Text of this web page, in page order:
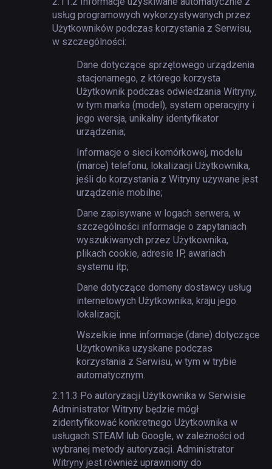
usług programowych wykorzystywanych przez
Użytkowników podczas korzystania z Serwisu,
w szczególności:
Dane dotyczące sprzętowego urządzenia
stacjonarnego, z którego korzysta
Użytkownik podczas odwiedzania Witryny,
w tym marka (model), system operacyjny i
jego wersja, unikalny identyfikator
urządzenia;
Informacje o sieci komórkowej, modelu
(marce) telefonu, lokalizacji Użytkownika,
jeśli do korzystania z Witryny używane jest
urządzenie mobilne;
Dane zapisywane w logach serwera, w
szczególności informacje o zapytaniach
wyszukiwanych przez Użytkownika,
plikach cookie, adresie IP, awariach
systemu itp;
Dane dotyczące domeny dostawcy usług
internetowych Użytkownika, kraju jego
lokalizacji;
Wszelkie inne informacje (dane) dotyczące
Użytkownika uzyskane podczas
korzystania z Serwisu, w tym w trybie
automatycznym.
2.11.3 Po autoryzacji Użytkownika w Serwisie
Administrator Witryny będzie mógł
zidentyfikować konkretnego Użytkownika w
usługach STEAM lub Google, w zależności od
wybranej metody autoryzacji. Administrator
Witryny jest również uprawniony do